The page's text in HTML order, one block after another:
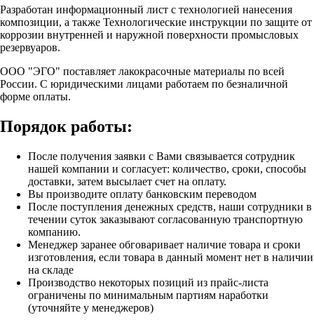
Разработан информационный лист с технологией нанесения
композиции, а также Технологические инструкции по защите от
коррозии внутренней и наружной поверхности промысловых
резервуаров.
ООО "ЭГО" поставляет лакокрасочные материалы по всей
России. С юридическими лицами работаем по безналичной
форме оплаты.
Порядок работы:
После получения заявки с Вами связывается сотрудник
нашей компании и согласует: количество, сроки, способы
доставки, затем высылает счет на оплату.
Вы производите оплату банковским переводом
После поступления денежных средств, наши сотрудники в
течении суток заказывают согласованную транспортную
компанию.
Менеджер заранее обговаривает наличие товара и сроки
изготовления, если товара в данный момент нет в наличии
на складе
Производство некоторых позиций из прайс-листа
ограничены по минимальным партиям наработки
(уточняйте у менеджеров)